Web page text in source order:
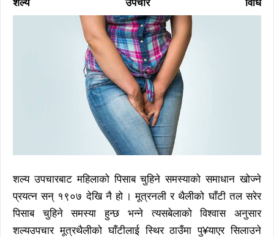
शल्य उपचार विधि
शल्य उपचारबाट महिलाको पिसाब चुहिने समस्याको समाधान खोज्ने
प्रयत्न सन् १९०७ देखि नै हो । मूत्रनली र थैलीको घाँटी तल सरेर
पिसाब चुहिने समस्या हुन्छ भन्ने त्यसबेलाको विश्वास अनुसार
शल्यउपचार मूत्रथैलीको घाँटीलाई स्थिर ठाउँमा पु¥याएर सिलाउने